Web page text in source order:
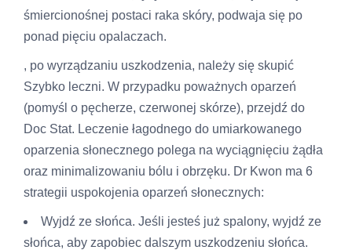
śmiercionośnej postaci raka skóry, podwaja się po
ponad pięciu opalaczach.
, po wyrządzaniu uszkodzenia, należy się skupić
Szybko leczni. W przypadku poważnych oparzeń
(pomyśl o pęcherze, czerwonej skórze), przejdź do
Doc Stat. Leczenie łagodnego do umiarkowanego
oparzenia słonecznego polega na wyciągnięciu żądła
oraz minimalizowaniu bólu i obrzęku. Dr Kwon ma 6
strategii uspokojenia oparzeń słonecznych:
Wyjdź ze słońca. Jeśli jesteś już spalony, wyjdź ze
słońca, aby zapobiec dalszym uszkodzeniu słońca.